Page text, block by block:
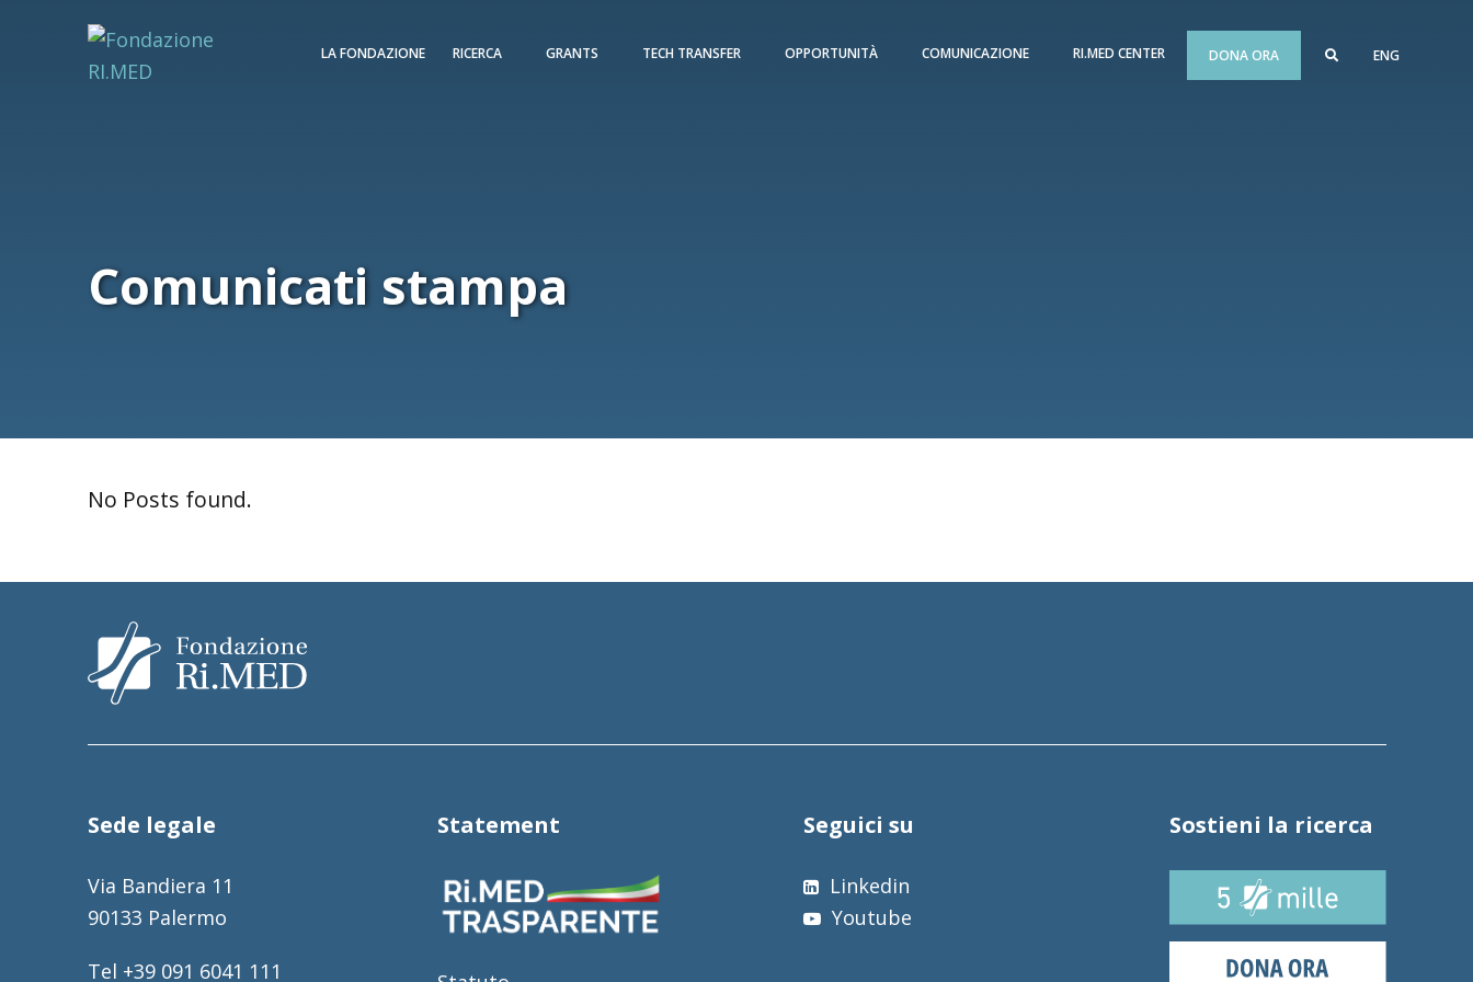
LA FONDAZIONE RICERCA GRANTS TECH TRANSFER OPPORTUNITÀ COMUNICAZIONE RI.MED CENTER DONA ORA ENG
Comunicati stampa
No Posts found.
Sede legale
Via Bandiera 11
90133 Palermo
Tel +39 091 6041 111
Statement Seguici su
Linkedin
Youtube
Sostieni la ricerca